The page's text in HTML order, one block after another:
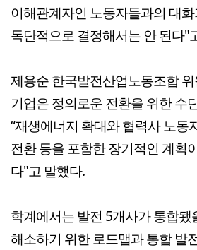
이해관계자인 노동자들과의 대
독단적으로 결정해서는 안 된다"
제용순 한국발전산업노동조합
기업은 정의로운 전환을 위한 수
“재생에너지 확대와 협력사 노동
전환 등을 포함한 장기적인 계획
다"고 말했다.
학계에서는 발전 5개사가 통합됐
해소하기 위한 로드맵과 통합 발